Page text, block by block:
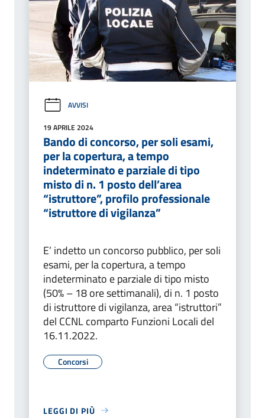
AVVISI
19 APRILE 2024
Bando di concorso, per soli esami,
per la copertura, a tempo
indeterminato e parziale di tipo
misto di n. 1 posto dell’area
“istruttore”, profilo professionale
“istruttore di vigilanza”
E’ indetto un concorso pubblico, per soli
esami, per la copertura, a tempo
indeterminato e parziale di tipo misto
(50% – 18 ore settimanali), di n. 1 posto
di istruttore di vigilanza, area “istruttori”
del CCNL comparto Funzioni Locali del
16.11.2022.
Concorsi
LEGGI DI PIÙ